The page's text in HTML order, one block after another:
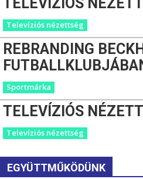
Televíziós nézettség
REBRANDING
Sportmárka
TELEVÍZIÓS
Televíziós nézettség
EGYÜTTMŰKÖDÜNK